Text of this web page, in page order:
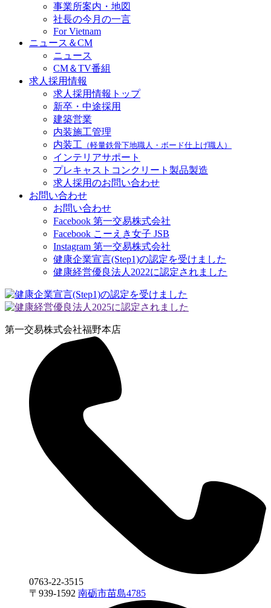
事業所案内・地図
社長の今月の一言
For Vietnam
ニュース＆CM
ニュース
CM＆TV番組
求人採用情報
求人採用情報トップ
新卒・中途採用
建築営業
内装施工管理
内装工 （軽量鉄骨下地職人・ボード仕上げ職人）
インテリアサポート
プレキャストコンクリート製品製造
求人採用のお問い合わせ
お問い合わせ
お問い合わせ
Facebook 第一交易株式会社
Facebook こーえき女子 JSB
Instagram 第一交易株式会社
健康企業宣言(Step1)の認定を受けました
健康経営優良法人2022に認定されました
第一交易株式会社福野本店
0763-22-3515
〒 939-1592 南砺市苗島4785